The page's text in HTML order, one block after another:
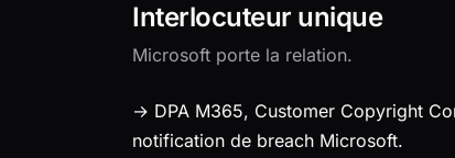
Interlocuteur unique
Microsoft porte la relation.
→ DPA M365, Customer Copyright
notification de breach Microsoft.